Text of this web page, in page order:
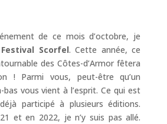
de ce mois d’octobre, je
Festival Scorfel. Cette année, ce
des Côtes-d’Armor fêtera
! Parmi vous, peut-être qu’un
vous vient à l’esprit. Ce qui est
participé à plusieurs éditions.
et en 2022, je n’y suis pas allé.